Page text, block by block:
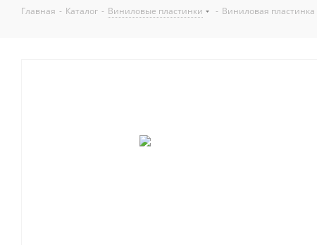
Главная - Каталог - Виниловые пластинки - Виниловая пластинка